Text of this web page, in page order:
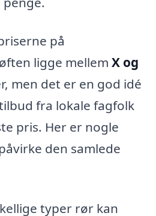
på
ligge mellem X og
men det er en god idé
fra lokale fagfolk
pris. Her er nogle
den samlede
typer rør kan